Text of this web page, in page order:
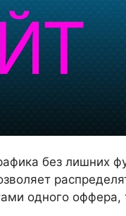
без лишних
одного